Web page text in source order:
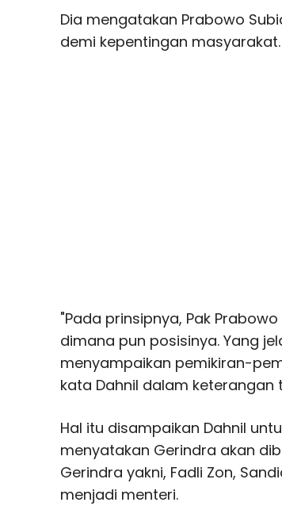
Dia mengatakan Prabowo
demi kepentingan masyarakat.
"Pada prinsipnya, Pak
dimana pun posisinya. Yang
menyampaikan pemikiran-
kata Dahnil dalam
Hal itu disampaikan Dahnil
menyatakan Gerindra akan
Gerindra yakni, Fadli Zon,
menjadi menteri.